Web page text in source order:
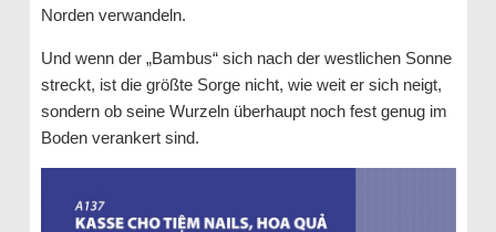
Norden verwandeln.
Und wenn der „Bambus“ sich nach der westlichen Sonne
streckt, ist die größte Sorge nicht, wie weit er sich neigt,
sondern ob seine Wurzeln überhaupt noch fest genug im
Boden verankert sind.